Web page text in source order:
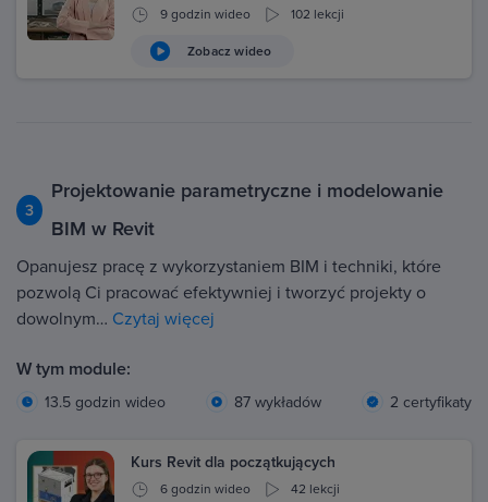
9 godzin wideo 102 lekcji
Zobacz wideo
3
Projektowanie parametryczne i modelowanie
BIM w Revit
Opanujesz pracę z wykorzystaniem BIM i techniki, które
pozwolą Ci pracować efektywniej i tworzyć projekty o
dowolnym… Czytaj więcej
W tym module:
13.5 godzin wideo 87 wykładów 2 certyfikaty
Kurs Revit dla początkujących
6 godzin wideo 42 lekcji